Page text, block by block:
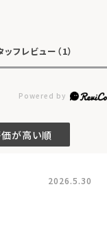
ッフレビュー （1）
価が高い順
2026.5.30